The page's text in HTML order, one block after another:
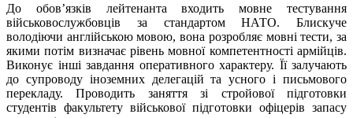
До обов’язків лейтенанта входить мовне тестування
військовослужбовців за стандартом НАТО. Блискуче
володіючи англійською мовою, вона розробляє мовні тести, за
якими потім визначає рівень мовної компетентності армійців.
Виконує інші завдання оперативного характеру. Її залучають
до супроводу іноземних делегацій та усного і письмового
перекладу. Проводить заняття зі стройової підготовки
студентів факультету військової підготовки офіцерів запасу